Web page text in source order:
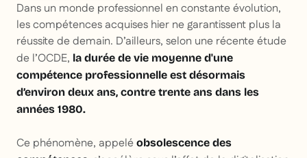
Dans un monde professionnel en constante évolution,
les compétences acquises hier ne garantissent plus la
réussite de demain. D’ailleurs, selon une récente étude
de l’OCDE, la durée de vie moyenne d'une
compétence professionnelle est désormais
d’environ deux ans, contre trente ans dans les
années 1980.
Ce phénomène, appelé obsolescence des